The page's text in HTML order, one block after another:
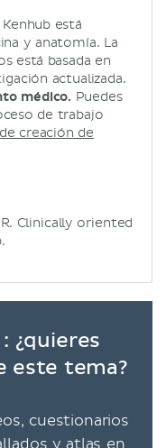
está
y anatomía. La
está basada en
actualizada.
médico. Puedes
de trabajo
creación de
Clinically oriented
¿quieres
este tema?
cuestionarios
y atlas en